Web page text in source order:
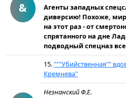
&
Агенты западных
диверсию! Похоже,
на этот раз - от
спрятанного на дне
подводный спецназ
15."""Убийственная""
Кремнева"
Незнанский Ф.Е.